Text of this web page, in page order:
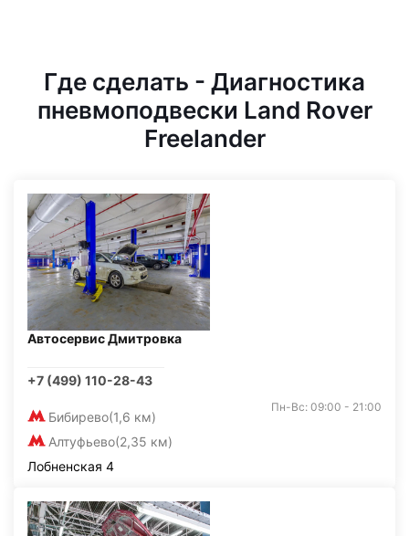
Где сделать - Диагностика
пневмоподвески Land Rover
Freelander
Автосервис Дмитровка
+7 (499) 110-28-43
Бибирево(1,6 км)
Алтуфьево(2,35 км)
Пн-Вс: 09:00 - 21:00
Лобненская 4